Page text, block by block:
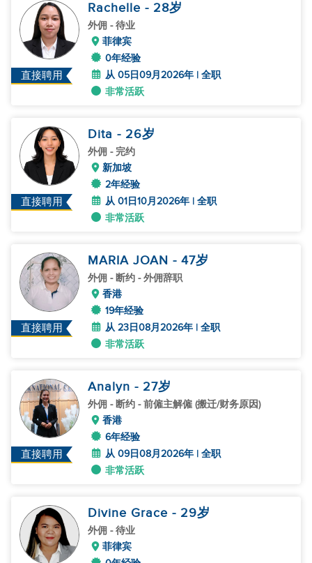
直接聘用
Rachelle - 28岁
外佣 - 待业
菲律宾
0年经验
从 05日09月2026年 | 全职
非常活跃
直接聘用
Dita - 26岁
外佣 - 完约
新加坡
2年经验
从 01日10月2026年 | 全职
非常活跃
直接聘用
MARIA JOAN - 47岁
外佣 - 断约 - 外佣辞职
香港
19年经验
从 23日08月2026年 | 全职
非常活跃
直接聘用
Analyn - 27岁
外佣 - 断约 - 前僱主解僱 (搬迁/财务原因)
香港
6年经验
从 09日08月2026年 | 全职
非常活跃
Divine Grace - 29岁
外佣 - 待业
菲律宾